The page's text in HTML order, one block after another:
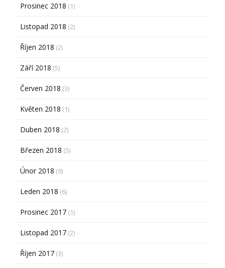
Prosinec 2018 (1)
Listopad 2018 (2)
Říjen 2018 (2)
Září 2018 (5)
Červen 2018 (3)
Květen 2018 (1)
Duben 2018 (2)
Březen 2018 (5)
Únor 2018 (9)
Leden 2018 (6)
Prosinec 2017 (1)
Listopad 2017 (2)
Říjen 2017 (3)